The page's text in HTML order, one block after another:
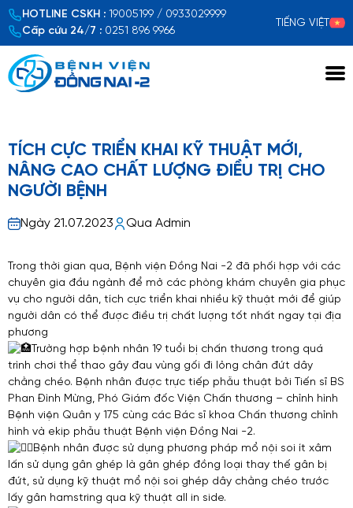
HOTLINE CSKH : 19005199 / 0933029999
Cấp cứu 24/7 : 0251 896 9966
TIẾNG VIỆT
TÍCH CỰC TRIỂN KHAI KỸ THUẬT MỚI,
NÂNG CAO CHẤT LƯỢNG ĐIỀU TRỊ CHO
NGƯỜI BỆNH
Ngày 21.07.2023 Qua Admin
Trong thời gian qua, Bệnh viện Đồng Nai -2 đã phối hợp với các
chuyên gia đầu ngành để mở các phòng khám chuyên gia phục
vụ cho người dân, tích cực triển khai nhiều kỹ thuật mới để giúp
người dân có thể được điều trị chất lượng tốt nhất ngay tại địa
phương
Trường hợp bệnh nhân 19 tuổi bị chấn thương trong quá
trình chơi thể thao gây đau vùng gối đi lỏng chân đứt dây
chằng chéo. Bệnh nhân được trực tiếp phẫu thuật bởi Tiến sĩ BS
Phan Đình Mừng, Phó Giám đốc Viện Chấn thương – chỉnh hình
Bệnh viện Quân y 175 cùng các Bác sĩ khoa Chấn thương chỉnh
hình và ekip phẫu thuật Bệnh viện Đồng Nai -2.
Bệnh nhân được sử dụng phương pháp mổ nội soi ít xâm
lấn sử dụng gân ghép là gân ghép đồng loại thay thế gân bị
đứt, sử dụng kỹ thuật mổ nội soi ghép dây chằng chéo trước
lấy gân hamstring qua kỹ thuật all in side.